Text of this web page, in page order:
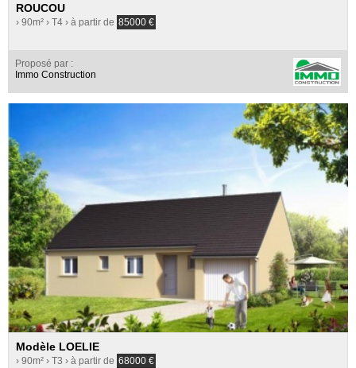
ROUCOU
› 90m² › T4 › à partir de 85000 €
Proposé par :
Immo Construction
Modèle LOELIE
› 90m² › T3 › à partir de 68000 €